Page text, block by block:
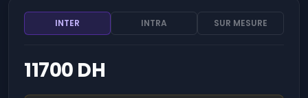
Finance
Contrôle
Devenir manager de
fonctions avancées
INTER INTRA SUR MESURE
11700 DH